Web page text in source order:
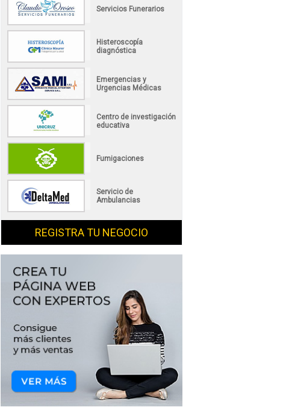
Servicios Funerarios
Histeroscopía
diagnóstica
Emergencias y
Urgencias Médicas
Centro de investigación
educativa
Fumigaciones
Servicio de
Ambulancias
REGISTRA TU NEGOCIO